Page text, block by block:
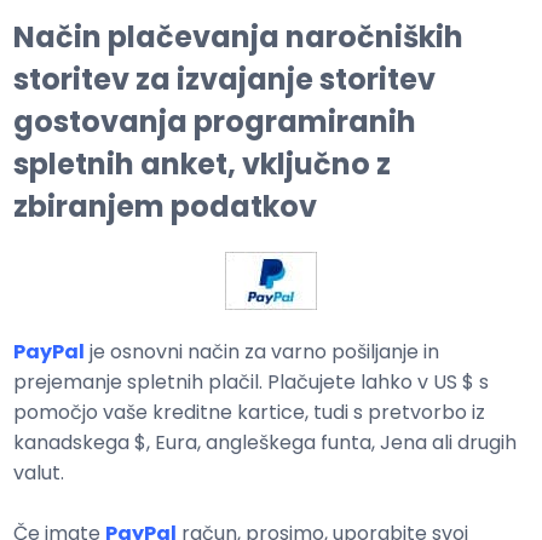
Način plačevanja naročniških
storitev za izvajanje storitev
gostovanja programiranih
spletnih anket, vključno z
zbiranjem podatkov
PayPal je osnovni način za varno pošiljanje in
prejemanje spletnih plačil. Plačujete lahko v US $ s
pomočjo vaše kreditne kartice, tudi s pretvorbo iz
kanadskega $, Eura, angleškega funta, Jena ali drugih
valut.
Če imate PayPal račun, prosimo, uporabite svoj